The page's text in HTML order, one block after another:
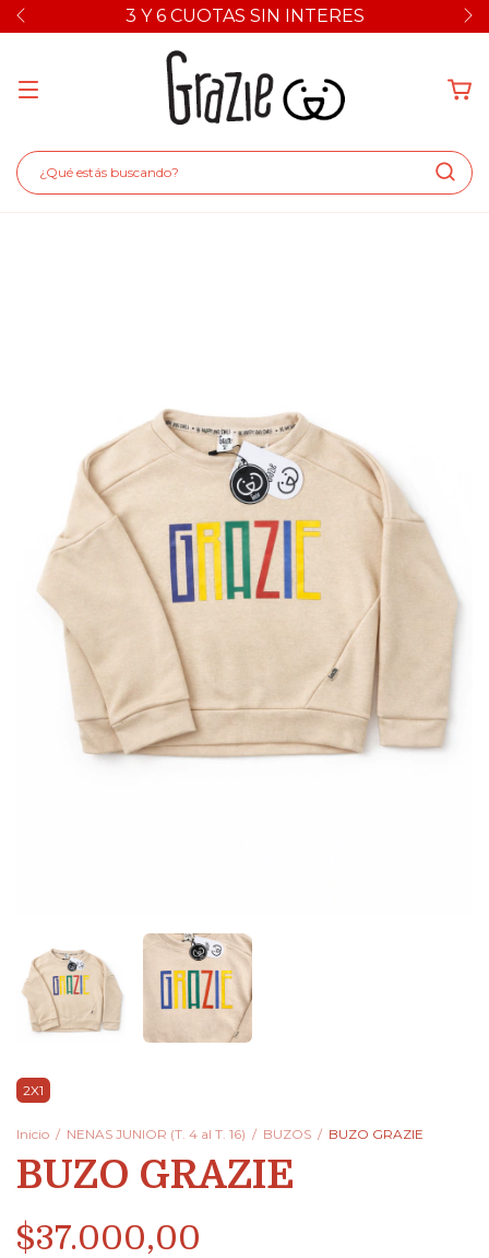
3 Y 6 CUOTAS SIN INTERES
2X1
Inicio / NENAS JUNIOR (T. 4 al T. 16) / BUZOS / BUZO GRAZIE
BUZO GRAZIE
$37.000,00